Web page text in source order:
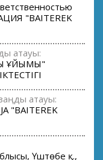
"BAITEREK
атауы:
ҰЙЫМЫ"
атауы:
"BAITEREK
Үштөбе қ.,